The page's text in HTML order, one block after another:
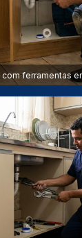
com ferramentas